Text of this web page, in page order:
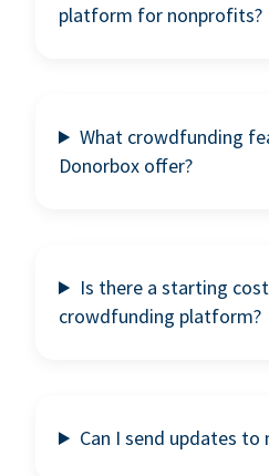
platform for nonprofits?
What crowdfunding
Donorbox offer?
Is there a starting
crowdfunding platform?
Can I send updates to